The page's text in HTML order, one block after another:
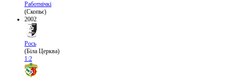
Работнічкі
(Скопьє)
2002
Рось
(Біла Церква)
1:2